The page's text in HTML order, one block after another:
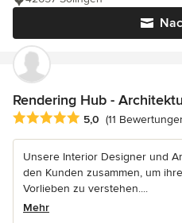
Rendering Hub -
Durchschnittliche Bewertung:
5,0 (11
Unsere Interior Designer und
den Kunden zusammen, um
Vorlieben zu verstehen....
Mehr